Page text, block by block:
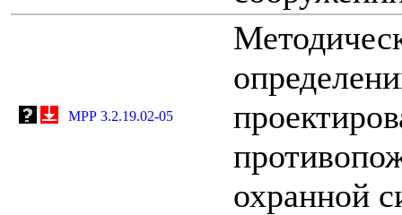
МРР 3.2.19.02-05
охранной